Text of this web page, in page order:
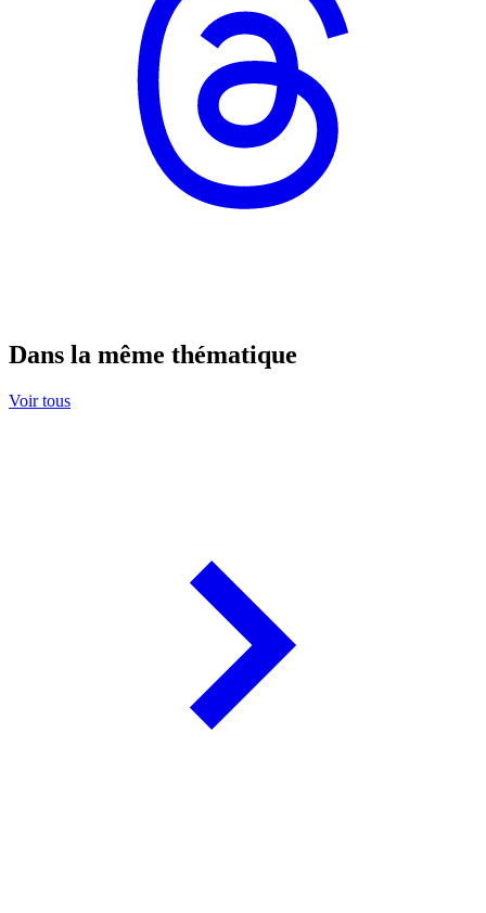
Dans la même thématique
Voir tous